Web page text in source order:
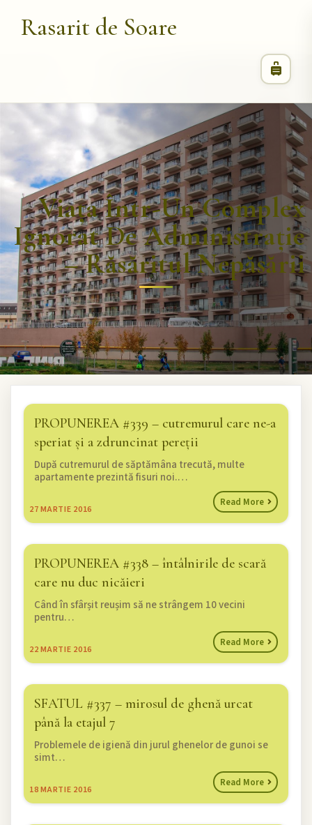
Rasarit de Soare
Viața Într-Un Complex
Ignorat De Administrație
– Răsăritul Nepăsării
PROPUNEREA #339 – cutremurul care ne-a
speriat și a zdruncinat pereții
27MARTIE 2016
După cutremurul de săptămâna trecută, multe
apartamente prezintă fisuri noi.…
Read More
PROPUNEREA #338 – întâlnirile de scară
care nu duc nicăieri
22MARTIE 2016
Când în sfârșit reușim să ne strângem 10 vecini
pentru…
Read More
SFATUL #337 – mirosul de ghenă urcat
până la etajul 7
18MARTIE 2016
Problemele de igienă din jurul ghenelor de gunoi se
simt…
Read More